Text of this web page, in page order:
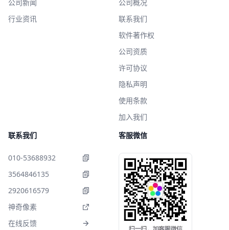
公司新闻
行业资讯
公司概况
联系我们
软件著作权
公司资质
许可协议
隐私声明
使用条款
加入我们
联系我们
010-53688932
3564846135
2920616579
神奇像素
在线反馈
客服微信